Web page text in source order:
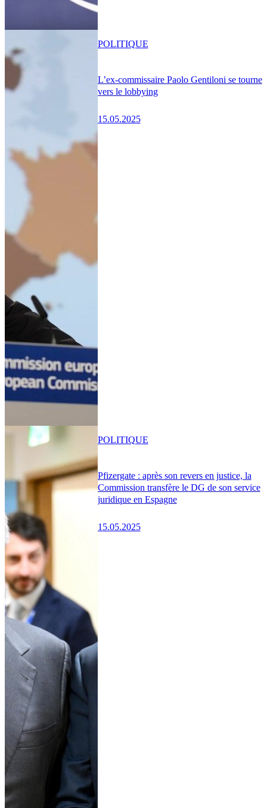
L’ex-commissaire Paolo Gentiloni se tourne
vers le lobbying
15.05.2025
POLITIQUE
Pfizergate : après son revers en justice, la
Commission transfère le DG de son service
juridique en Espagne
15.05.2025
POLITIQUE